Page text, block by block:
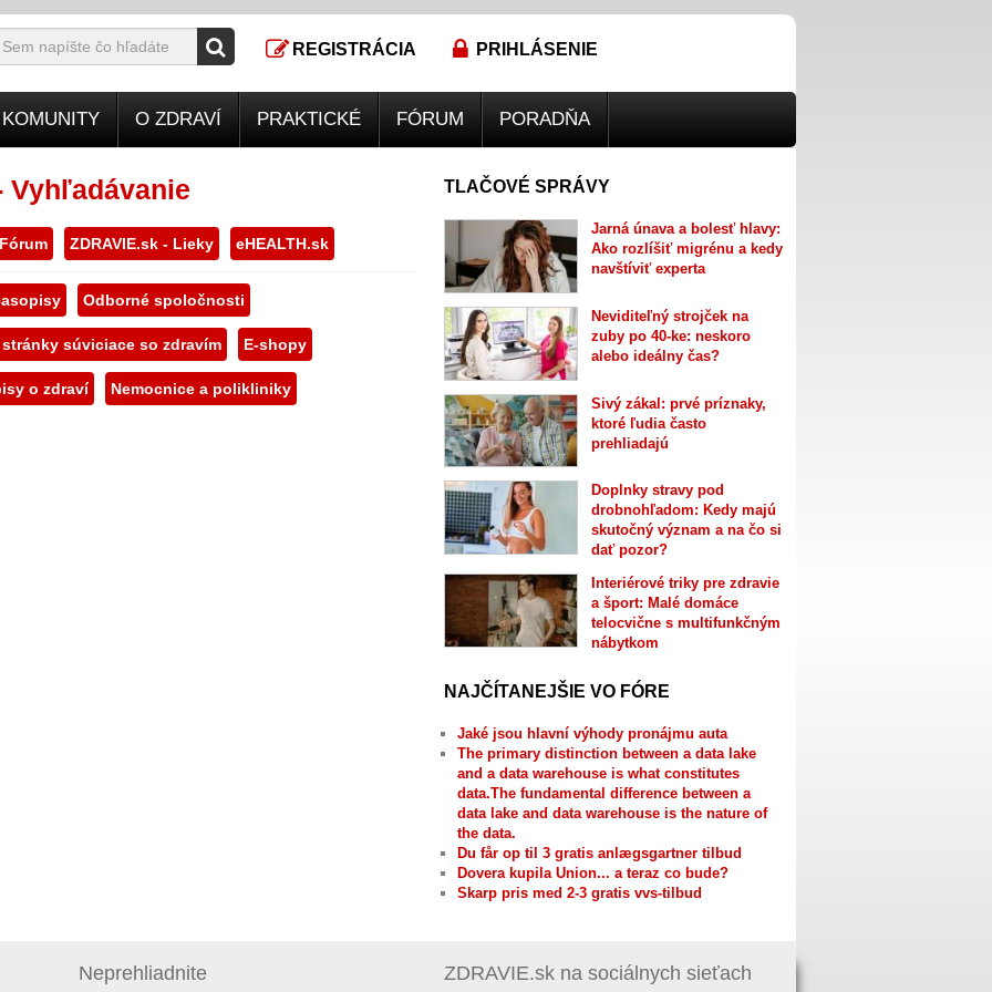
REGISTRÁCIA PRIHLÁSENIE
KOMUNITY O ZDRAVÍ PRAKTICKÉ FÓRUM PORADŇA
Vyhľadávanie
ZDRAVIE.sk - Lieky eHEALTH.sk
Odborné spoločnosti
súviciace so zdravím E-shopy
o zdraví Nemocnice a polikliniky
TLAČOVÉ SPRÁVY
Jarná únava a bolesť hlavy:
Ako rozlíšiť migrénu a kedy
navštíviť experta
Neviditeľný strojček na
zuby po 40-ke: neskoro
alebo ideálny čas?
Sivý zákal: prvé príznaky,
ktoré ľudia často
prehliadajú
Doplnky stravy pod
drobnohľadom: Kedy majú
skutočný význam a na čo si
dať pozor?
Interiérové triky pre zdravie
a šport: Malé domáce
telocvične s multifunkčným
nábytkom
NAJČÍTANEJŠIE VO FÓRE
Jaké jsou hlavní výhody pronájmu auta
The primary distinction between a data lake
and a data warehouse is what constitutes
data.The fundamental difference between a
data lake and data warehouse is the nature of
the data.
Du får op til 3 gratis anlægsgartner tilbud
Dovera kupila Union... a teraz co bude?
Skarp pris med 2-3 gratis vvs-tilbud
Neprehliadnite ZDRAVIE.sk na sociálnych sieťach